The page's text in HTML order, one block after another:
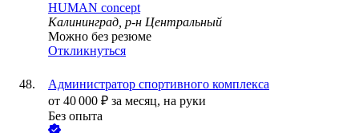
HUMAN concept
Калининград, р-н Центральный
Можно без резюме
Откликнуться
Администратор спортивного комплекса
от 40 000 ₽ за месяц, на руки
Без опыта